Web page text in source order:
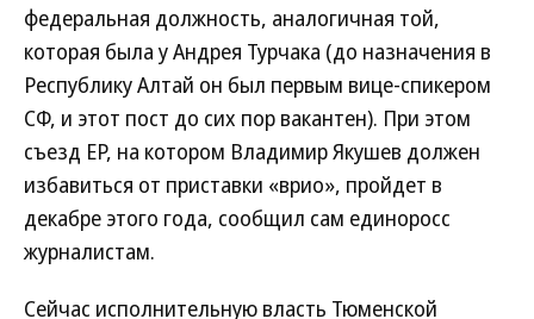
федеральная должность, аналогичная той,
которая была у Андрея Турчака (до назначения в
Республику Алтай он был первым вице-спикером
СФ, и этот пост до сих пор вакантен). При этом
съезд ЕР, на котором Владимир Якушев должен
избавиться от приставки «врио», пройдет в
декабре этого года, сообщил сам единоросс
журналистам.
Сейчас исполнительную власть Тюменской